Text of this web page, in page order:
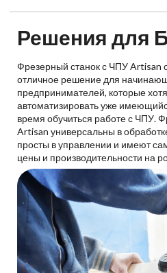
Решения для
Фрезерный станок с ЧПУ Artisan
отличное решение для
предпринимателей, которые
автоматизировать уже
время обучиться работе с ЧПУ.
Artisan универсальны в
просты в управлении и имеют
цены и производительности на